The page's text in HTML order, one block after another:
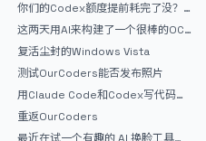
你们的Codex额度提前耗完了没？
戒断反应如何？
这两天用AI来构建了一个很棒的OC
论坛精华区
复活尘封的Windows Vista
测试OurCoders能否发布照片
用Claude Code和Codex写代码真
的爽，但是App怎么挣钱还是很难啊
重返OurCoders